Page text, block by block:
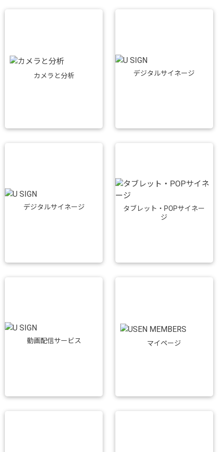
カメラと分析 デジタルサイネージ
デジタルサイネージ
タブレット・POPサイネー
ジ
動画配信サービス マイページ